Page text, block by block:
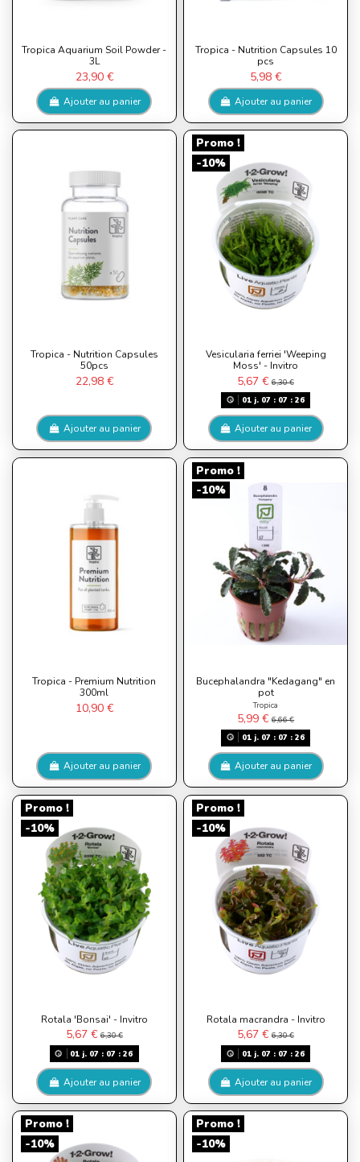
Tropica Aquarium Soil Powder -
3L
23,90 €
Ajouter au panier
Tropica - Nutrition Capsules 10
pcs
5,98 €
Ajouter au panier
Tropica - Nutrition Capsules
50pcs
22,98 €
Ajouter au panier
Promo !
-10%
Vesicularia ferriei 'Weeping
Moss' - Invitro
5,67 €6,30 €
01j. 07 : 07 : 26
Ajouter au panier
Tropica - Premium Nutrition
300ml
10,90 €
Ajouter au panier
Promo !
-10%
Bucephalandra "Kedagang" en
pot
Tropica
5,99 €6,66 €
01j. 07 : 07 : 26
Ajouter au panier
Promo !
-10%
Rotala 'Bonsai' - Invitro
5,67 € 6,30 €
01 j. 07 : 07 :26
Ajouter au panier
Promo !
-10%
Rotala macrandra - Invitro
5,67 €6,30 €
01j. 07 : 07 : 26
Ajouter au panier
Promo !
-10%
Promo !
-10%